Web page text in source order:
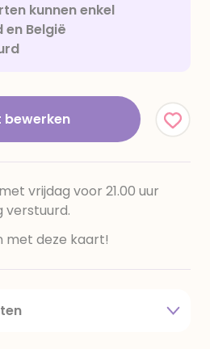
kunnen enkel
en België
bewerken
vrijdag voor 21.00 uur
verstuurd.
met deze kaart!